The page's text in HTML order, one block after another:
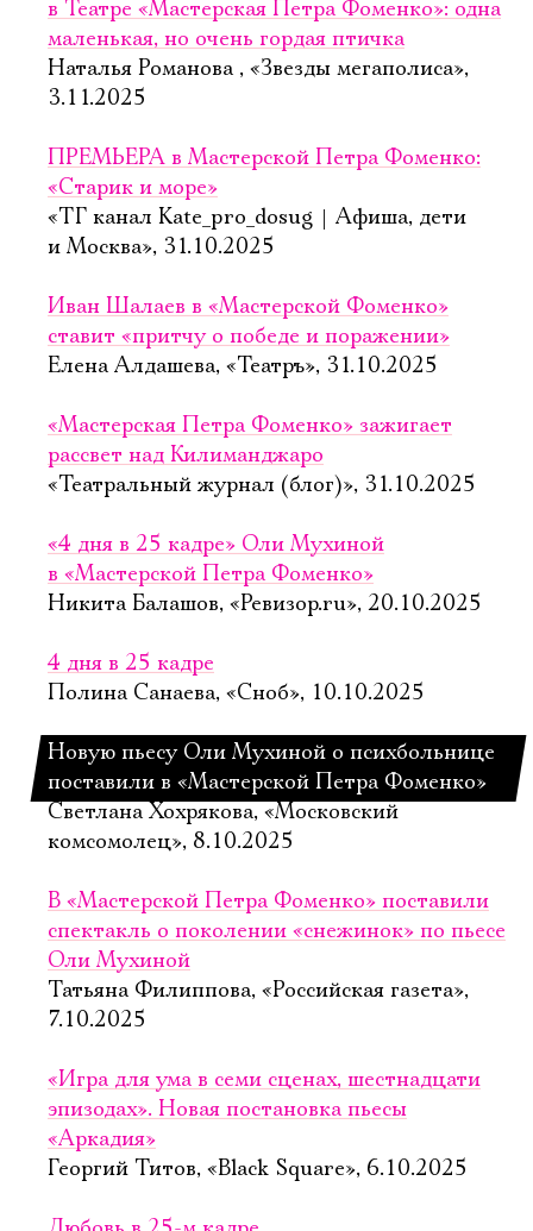
в Театре «Мастерская Петра Фоменко»: одна
маленькая, но очень гордая птичка
Наталья Романова , «Звезды мегаполиса»,
3.11.2025
ПРЕМЬЕРА в Мастерской Петра Фоменко:
«Старик и море»
«ТГ канал Kate_pro_dosug | Афиша, дети
и Москва», 31.10.2025
Иван Шалаев в «Мастерской Фоменко»
ставит «притчу о победе и поражении»
Елена Алдашева, «Театръ», 31.10.2025
«Мастерская Петра Фоменко» зажигает
рассвет над Килиманджаро
«Театральный журнал (блог)», 31.10.2025
«4 дня в 25 кадре» Оли Мухиной
в «Мастерской Петра Фоменко»
Никита Балашов, «Ревизор.ru», 20.10.2025
4 дня в 25 кадре
Полина Санаева, «Сноб», 10.10.2025
Новую пьесу Оли Мухиной о психбольнице
поставили в «Мастерской Петра Фоменко»
Светлана Хохрякова, «Московский
комсомолец», 8.10.2025
В «Мастерской Петра Фоменко» поставили
спектакль о поколении «снежинок» по пьесе
Оли Мухиной
Татьяна Филиппова, «Российская газета»,
7.10.2025
«Игра для ума в семи сценах, шестнадцати
эпизодах». Новая постановка пьесы
«Аркадия»
Георгий Титов, «Black Square», 6.10.2025